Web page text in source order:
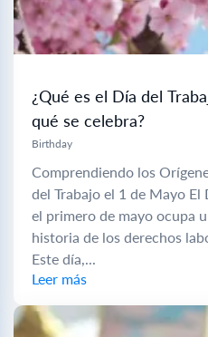
¿Qué es el Día del
qué se celebra?
Birthday
Comprendiendo los
del Trabajo el 1 de Mayo El
el primero de mayo ocupa
historia de los derechos
Este día,...
Leer más